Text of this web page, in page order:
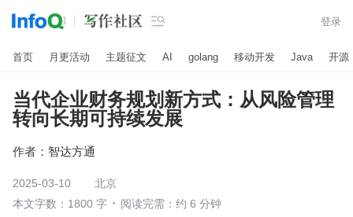
 登录
首页 月更活动 主题征文 AI golang 移动开发 Java 开源
当代企业财务规划新方式：从风险管理
转向长期可持续发展
作者： 智达方通
2025-03-10
北京
本文字数：1800 字
阅读完需：约 6 分钟